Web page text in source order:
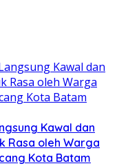
Kawal dan
Rasa oleh Warga
Kota Batam